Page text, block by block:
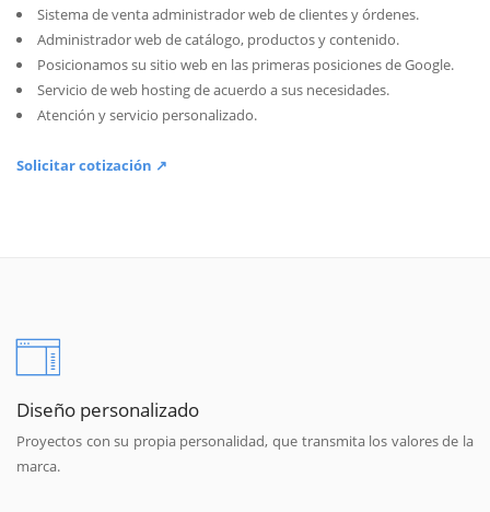
Sistema de venta administrador web de clientes y órdenes.
Administrador web de catálogo, productos y contenido.
Posicionamos su sitio web en las primeras posiciones de Google.
Servicio de web hosting de acuerdo a sus necesidades.
Atención y servicio personalizado.
Solicitar cotización ↗
Diseño personalizado
Proyectos con su propia personalidad, que transmita los valores de la
marca.